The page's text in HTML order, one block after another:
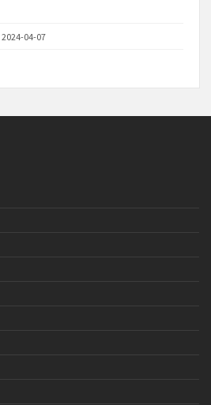
2024-04-07